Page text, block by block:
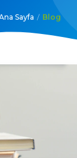
Sayfa / Blog